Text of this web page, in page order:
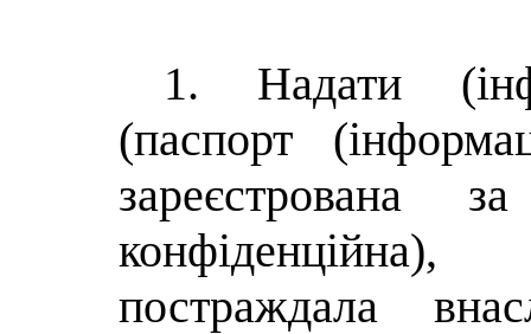
1. Надати
(паспорт
зареєстрована
постраждала